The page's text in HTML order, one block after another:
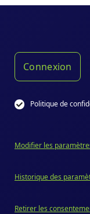
Connexion
Politique de
Modifier les
Historique des
Retirer les